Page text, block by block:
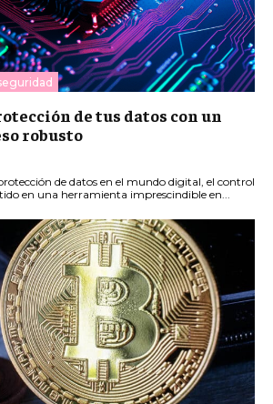
de tus datos con un
robusto
de datos en el mundo digital, el control
en una herramienta imprescindible en...